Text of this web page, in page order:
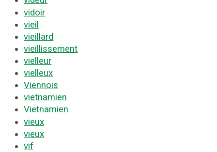
vidoir
vieil
vieillard
vieillissement
vielleur
vielleux
Viennois
vietnamien
Vietnamien
vieux
vieux
vif